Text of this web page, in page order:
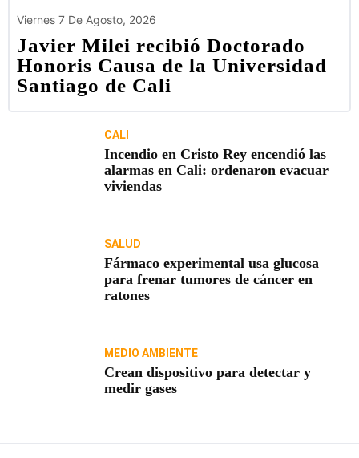
Viernes 7 De Agosto, 2026
Javier Milei recibió Doctorado
Honoris Causa de la Universidad
Santiago de Cali
CALI
Incendio en Cristo Rey encendió las
alarmas en Cali: ordenaron evacuar
viviendas
SALUD
Fármaco experimental usa glucosa
para frenar tumores de cáncer en
ratones
MEDIO AMBIENTE
Crean dispositivo para detectar y
medir gases